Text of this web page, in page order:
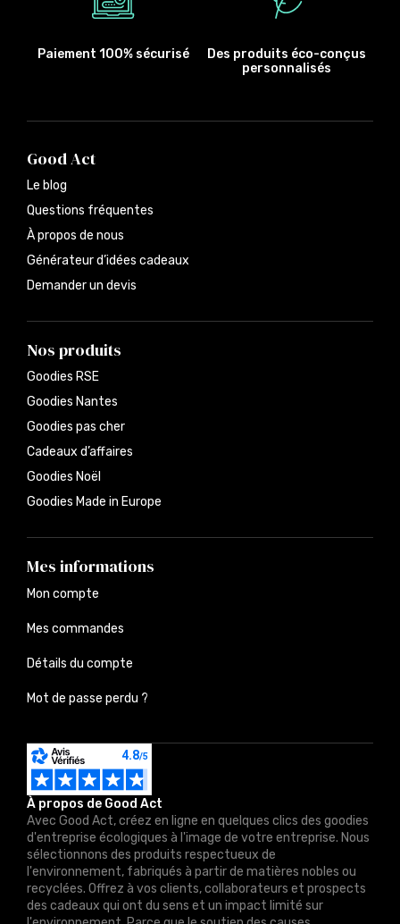
Paiement 100% sécurisé
Des produits éco-conçus
personnalisés
À propos de Good Act
Avec Good Act, créez en ligne en quelques clics des goodies
d'entreprise écologiques à l'image de votre entreprise. Nous
sélectionnons des produits respectueux de
l'environnement, fabriqués à partir de matières nobles ou
recyclées. Offrez à vos clients, collaborateurs et prospects
des cadeaux qui ont du sens et un impact limité sur
Good Act
Le blog
Questions fréquentes
À propos de nous
Générateur d’idées cadeaux
Demander un devis
Nos produits
Goodies RSE
Goodies Nantes
Goodies pas cher
Cadeaux d’affaires
Goodies Noël
Goodies Made in Europe
Mes informations
Mon compte
Mes commandes
Détails du compte
Mot de passe perdu ?